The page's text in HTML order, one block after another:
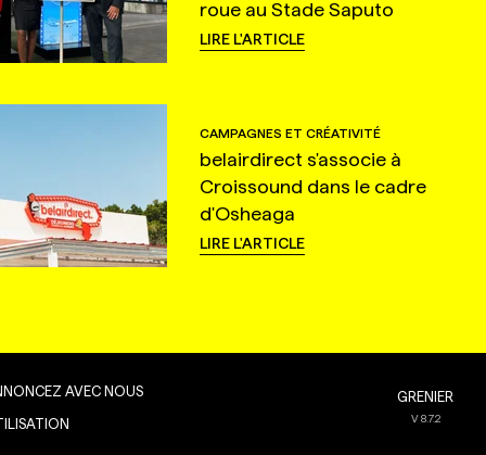
roue au Stade Saputo
LIRE L'ARTICLE
CAMPAGNES ET CRÉATIVITÉ
belairdirect s'associe à
Croissound dans le cadre
d'Osheaga
LIRE L'ARTICLE
AVEC NOUS GRENIER
V8.7.2